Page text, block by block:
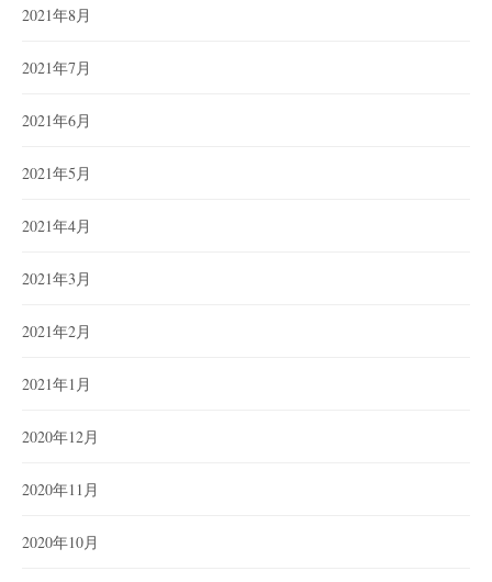
2021年8月
2021年7月
2021年6月
2021年5月
2021年4月
2021年3月
2021年2月
2021年1月
2020年12月
2020年11月
2020年10月